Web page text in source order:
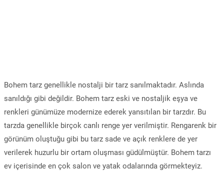
Bohem tarz genellikle nostalji bir tarz sanılmaktadır. Aslında
sanıldığı gibi değildir. Bohem tarz eski ve nostaljik eşya ve
renkleri günümüze modernize ederek yansıtılan bir tarzdır. Bu
tarzda genellikle birçok canlı renge yer verilmiştir. Rengarenk bir
görünüm oluştuğu gibi bu tarz sade ve açık renklere de yer
verilerek huzurlu bir ortam oluşması güdülmüştür. Bohem tarzı
ev içerisinde en çok salon ve yatak odalarında görmekteyiz.